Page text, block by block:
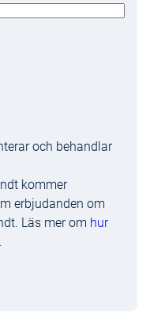
och behandlar
kommer
erbjudanden om
Läs mer om hur
.